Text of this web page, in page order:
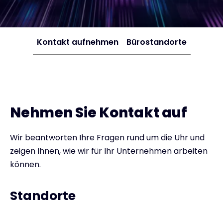
Kontakt aufnehmen Bürostandorte
Nehmen Sie Kontakt auf
Wir beantworten Ihre Fragen rund um die Uhr und
zeigen Ihnen, wie wir für Ihr Unternehmen arbeiten
können.
Standorte